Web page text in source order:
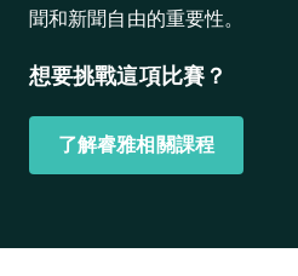
聞和新聞自由的重要性。
想要挑戰這項比賽？
了解睿雅相關課程